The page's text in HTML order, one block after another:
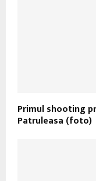
Primul shooting
Patruleasa (foto)